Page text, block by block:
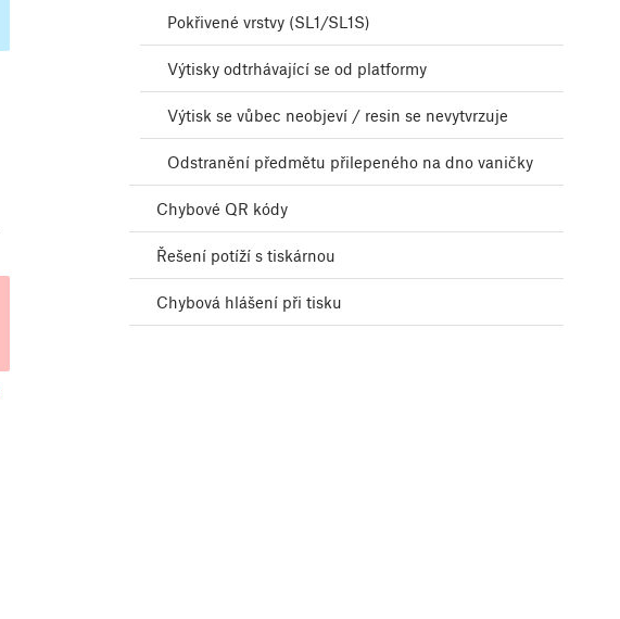
Pokřivené vrstvy (SL1/SL1S)
Výtisky odtrhávající se od platformy
Výtisk se vůbec neobjeví / resin se nevytvrzuje
Odstranění předmětu přilepeného na dno vaničky
Chybové QR kódy
Řešení potíží s tiskárnou
Chybová hlášení při tisku